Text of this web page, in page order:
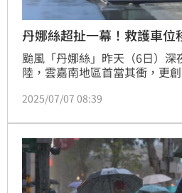
丹娜絲超扯一幕！救護車
颱風「丹娜絲」昨天（6日）
陸，雲嘉南地區首當其衝，更
均13、14級強陣風狂吹，嘉義
將影片發上社群，直呼「無法
2025/07/07 08:39